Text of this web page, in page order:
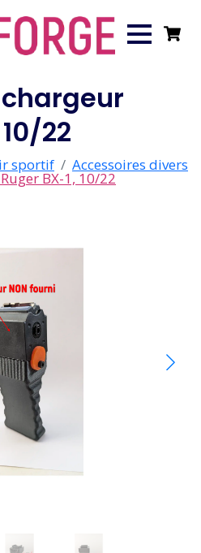
22
sportif Accessoires divers
BX-1, 10/22